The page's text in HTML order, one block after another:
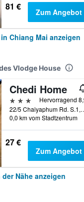
81 € Zum Angebot
Chiang Mai anzeigen
Vlodge House
Chedi Home
3 Sterne
Hervorragend
22/5
0,0 km vom Stadtzentrum
27 €
Zum Angebot
Nähe anzeigen